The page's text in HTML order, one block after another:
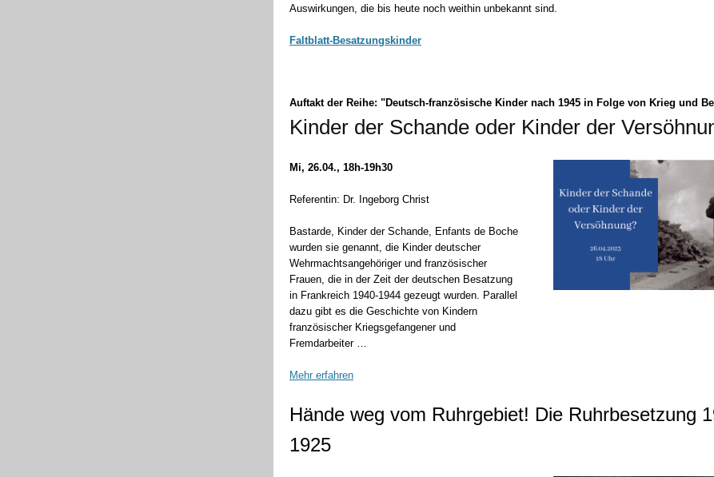
Auswirkungen, die bis heute noch weithin unbekannt sind.
Faltblatt-Besatzungskinder
Auftakt der Reihe: "Deutsch-französische Kinder nach 1945 in Folge von Krieg und
Kinder der Schande oder Kinder der
Mi, 26.04., 18h-19h30
Referentin: Dr. Ingeborg Christ
Bastarde, Kinder der Schande, Enfants de Boche
wurden sie genannt, die Kinder deutscher
Wehrmachtsangehöriger und französischer
Frauen, die in der Zeit der deutschen Besatzung
in Frankreich 1940-1944 gezeugt wurden. Parallel
dazu gibt es die Geschichte von Kindern
französischer Kriegsgefangener und
Fremdarbeiter …
Mehr erfahren
Hände weg vom Ruhrgebiet! Die Ruhrbesetzung
1925